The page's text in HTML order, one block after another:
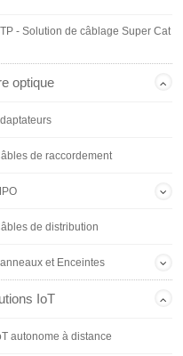
- Solution de câblage Super Cat
optique
de raccordement
de distribution
et Enceintes
IoT
autonome à distance